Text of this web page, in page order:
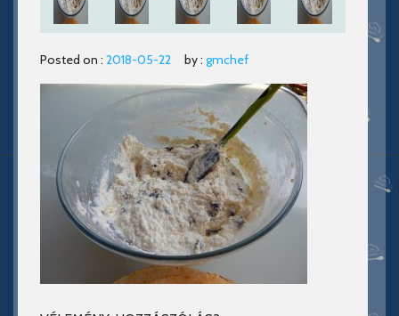
Posted on : 2018-05-22 by : gmchef